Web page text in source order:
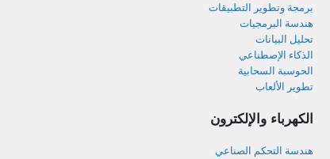
برمجة وتطوير التطبيقات
هندسة البرمجيات
تحليل البيانات
الذكاء الإصطناعي
الحوسبة السحابية
تطوير الألعاب
الكهرباء والإلكترون
هندسة التحكم الصناعي